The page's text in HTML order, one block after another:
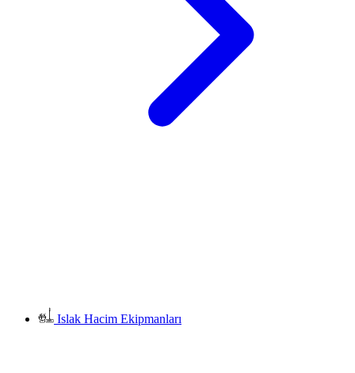
Islak Hacim Ekipmanları